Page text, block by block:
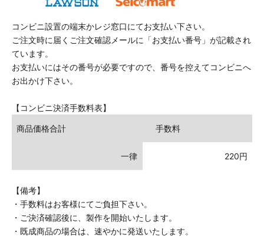
コンビニ設置の端末かレジ窓口にてお支払い下さい。
ご注文時に届くご注文確認メールに「お支払い番号」が記載され
ています。
お支払いにはその番号が必要ですので、番号を控えてコンビニへ
お出かけ下さい。
【コンビニ決済手数料表】
商品価格合計 手数料
一律 220円
【備考】
・手数料はお客様にてご負担下さい。
・ご決済確認後に、製作を開始いたします。
・既成商品の場合は、速やかに発送いたします。